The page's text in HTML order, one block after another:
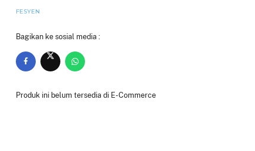
FESYEN
Bagikan ke sosial media :
Produk ini belum tersedia di E-Commerce